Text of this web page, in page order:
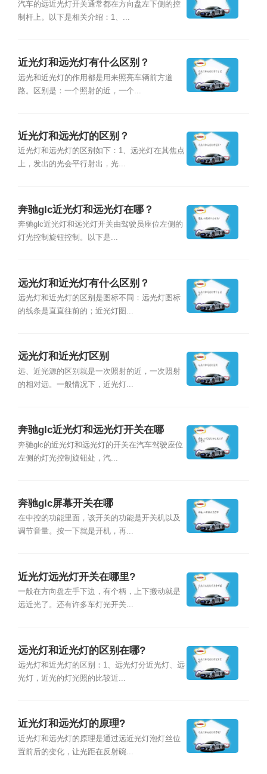
汽车的远近光灯开关通常都在方向盘左下侧的控
制杆上。以下是相关介绍：1、...
近光灯和远光灯有什么区别？
远光和近光灯的作用都是用来照亮车辆前方道
路。区别是：一个照射的近，一个...
近光灯和远光灯的区别？
近光灯和远光灯的区别如下：1、远光灯在其焦点
上，发出的光会平行射出，光...
奔驰glc近光灯和远光灯在哪？
奔驰glc近光灯和远光灯开关由驾驶员座位左侧的
灯光控制旋钮控制。以下是...
远光灯和近光灯有什么区别？
远光灯和近光灯的区别是图标不同：远光灯图标
的线条是直直往前的；近光灯图...
远光灯和近光灯区别
远、近光源的区别就是一次照射的近，一次照射
的相对远。一般情况下，近光灯...
奔驰glc近光灯和远光灯开关在哪
奔驰glc的近光灯和远光灯的开关在汽车驾驶座位
左侧的灯光控制旋钮处，汽...
奔驰glc屏幕开关在哪
在中控的功能里面，该开关的功能是开关机以及
调节音量。按一下就是开机，再...
近光灯远光灯开关在哪里?
一般在方向盘左手下边，有个柄，上下搬动就是
远近光了。还有许多车灯光开关...
远光灯和近光灯的区别在哪?
远光灯和近光灯的区别：1、远光灯分近光灯、远
光灯，近光的灯光照的比较近...
近光灯和远光灯的原理?
近光灯和远光灯的原理是通过远近光灯泡灯丝位
置前后的变化，让光距在反射碗...